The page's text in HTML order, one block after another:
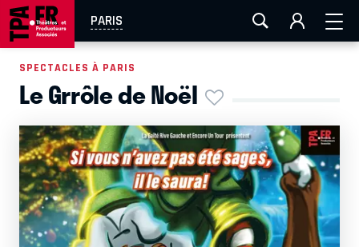
PARIS
AIX-MARSEILLE LA ROCHELLE
EN TOURNÉE
SPECTACLES À PARIS
Le Grrôle de Noël